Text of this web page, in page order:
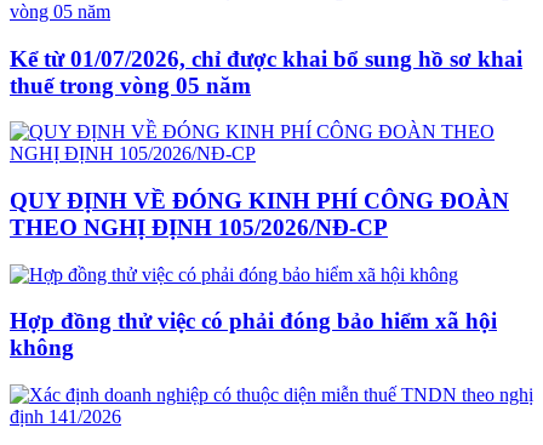
Kể từ 01/07/2026, chỉ được khai bổ sung hồ sơ khai
thuế trong vòng 05 năm
QUY ĐỊNH VỀ ĐÓNG KINH PHÍ CÔNG ĐOÀN
THEO NGHỊ ĐỊNH 105/2026/NĐ-CP
Hợp đồng thử việc có phải đóng bảo hiểm xã hội
không